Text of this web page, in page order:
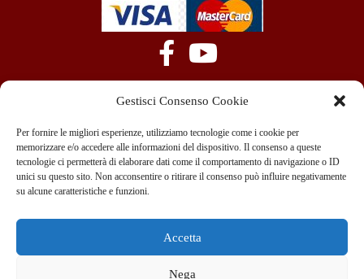
Gestisci Consenso Cookie
Per fornire le migliori esperienze, utilizziamo tecnologie come i cookie per
memorizzare e/o accedere alle informazioni del dispositivo. Il consenso a queste
tecnologie ci permetterà di elaborare dati come il comportamento di navigazione o ID
unici su questo sito. Non acconsentire o ritirare il consenso può influire negativamente
su alcune caratteristiche e funzioni.
Accetta
Nega
+39 351 970 89 33
info@teammotor.it